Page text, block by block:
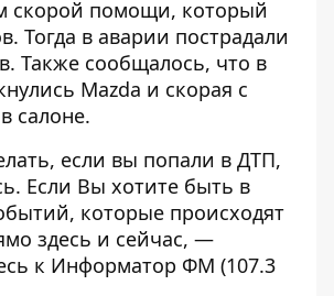
скорой помощи, который
. Тогда в аварии пострадали
Также сообщалось, что в
Mazda и скорая с
салоне.
если вы попали в ДТП,
. Если Вы хотите быть в
которые происходят
здесь и сейчас, —
к Информатор ФМ (107.3